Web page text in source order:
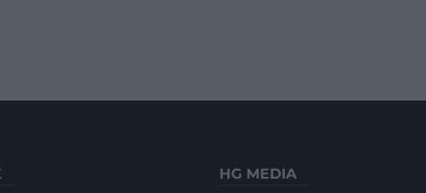
HG MEDIA